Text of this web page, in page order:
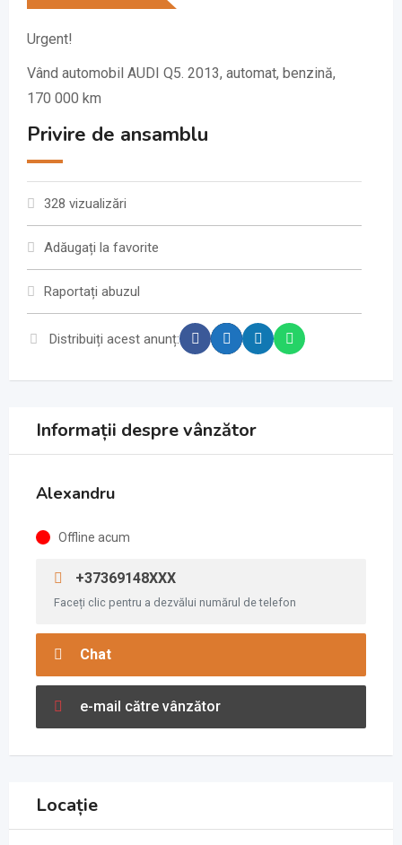
Urgent!
Vând automobil AUDI Q5. 2013, automat, benzină,
170 000 km
Privire de ansamblu
328 vizualizări
Adăugați la favorite
Raportați abuzul
Distribuiți acest anunț:
Informații despre vânzător
Alexandru
Offline acum
+37369148XXX
Faceți clic pentru a dezvălui numărul de telefon
Chat
e-mail către vânzător
Locație